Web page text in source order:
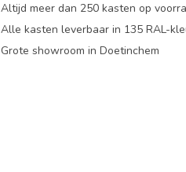
Altijd meer dan 250 kasten op
Alle kasten leverbaar in 135 RAL-
Grote showroom in Doetinchem